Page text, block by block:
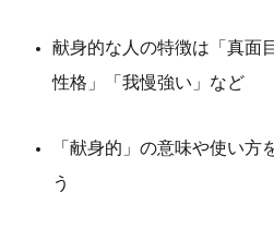
献身的な人の特徴は「真面
性格」「我慢強い」など
「献身的」の意味や使い方
う